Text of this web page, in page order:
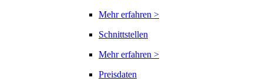
Mehr erfahren >
Schnittstellen
Mehr erfahren >
Preisdaten